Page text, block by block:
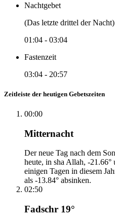
Nachtgebet
(Das letzte drittel der Nacht)
01:04 - 03:04
Fastenzeit
03:04 - 20:57
Zeitleiste der heutigen Gebetszeiten
00:00
Mitternacht
Der neue Tag nach dem
heute, in sha Allah, -
einigen Tagen in diesem
als -13.84° absinken.
02:50
Fadschr 19°